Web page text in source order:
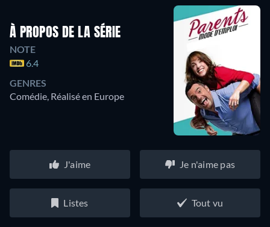
À PROPOS DE LA SÉRIE
NOTE
6.4
GENRES
Comédie, Réalisé en Europe
J'aime Je n'aime pas
Listes Tout vu